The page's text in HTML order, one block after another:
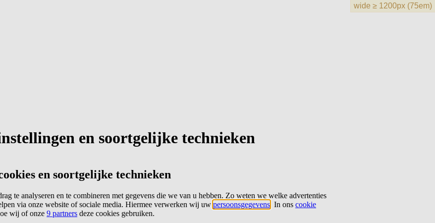
en soortgelijke technieken
en soortgelijke technieken
te analyseren en te combineren met gegevens die we van u hebben. Zo weten we welke advertenties
via onze website of sociale media. Hiermee verwerken wij uw persoonsgegevens . In ons cookie
wij of onze 9 partners deze cookies gebruiken.